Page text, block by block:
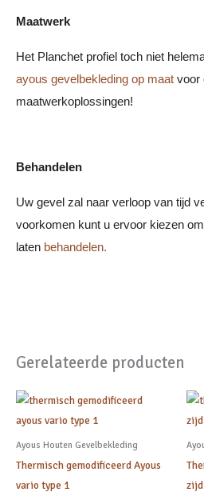
Maatwerk
Het Planchet profiel toch niet
ayous gevelbekleding op maat voor
maatwerkoplossingen!
Behandelen
Uw gevel zal naar verloop van tijd
voorkomen kunt u ervoor kiezen
laten behandelen.
Gerelateerde producten
Ayous Houten Gevelbekleding
Thermisch gemodificeerd Ayous
vario type 1